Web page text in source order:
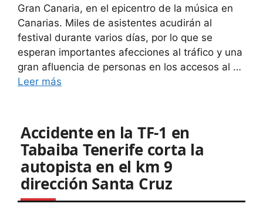
Gran Canaria, en el epicentro de la música en
Canarias. Miles de asistentes acudirán al
festival durante varios días, por lo que se
esperan importantes afecciones al tráfico y una
gran afluencia de personas en los accesos al …
Leer más
Accidente en la TF-1 en
Tabaiba Tenerife corta la
autopista en el km 9
dirección Santa Cruz